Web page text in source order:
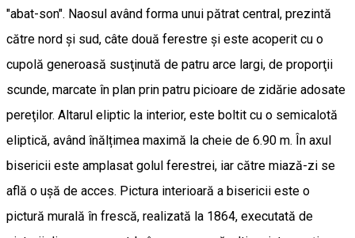
"abat-son". Naosul având forma unui pătrat central, prezintă
către nord şi sud, câte două ferestre şi este acoperit cu o
cupolă generoasă susţinută de patru arce largi, de proporţii
scunde, marcate în plan prin patru picioare de zidărie adosate
pereţilor. Altarul eliptic la interior, este boltit cu o semicalotă
eliptică, având înălțimea maximă la cheie de 6.90 m. În axul
bisericii este amplasat golul ferestrei, iar către miază-zi se
află o ușă de acces. Pictura interioară a bisericii este o
pictură murală în frescă, realizată la 1864, executată de